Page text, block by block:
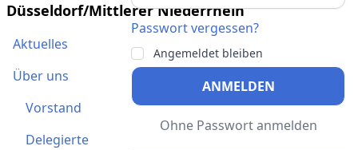
Passwort vergessen?
Angemeldet bleiben
ANMELDEN
Ohne Passwort anmelden
Düsseldorf/Mittlerer Niederrhein
Aktuelles
Über uns
Vorstand
Delegierte